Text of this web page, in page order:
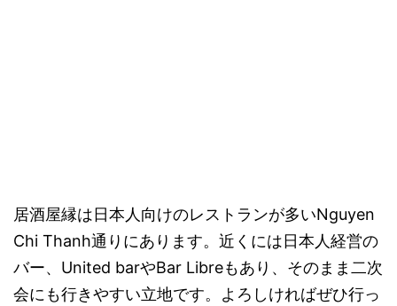
居酒屋縁は日本人向けのレストランが多いNguyen
Chi Thanh通りにあります。近くには日本人経営の
バー、United barやBar Libreもあり、そのまま二次
会にも行きやすい立地です。よろしければぜひ行っ